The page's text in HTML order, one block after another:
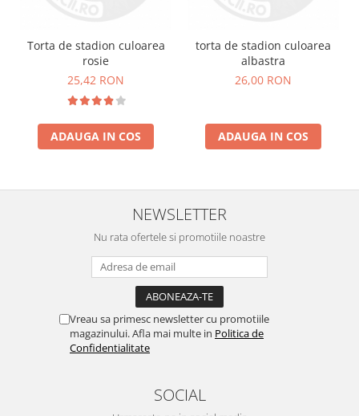
Torta de stadion culoarea
rosie
25,42 RON
ADAUGA IN COS
torta de stadion culoarea
albastra
26,00 RON
ADAUGA IN COS
NEWSLETTER
Nu rata ofertele si promotiile noastre
Vreau sa primesc newsletter cu promotiile
magazinului. Afla mai multe in Politica de
Confidentialitate
SOCIAL